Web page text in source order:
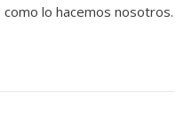
lo hacemos nosotros.